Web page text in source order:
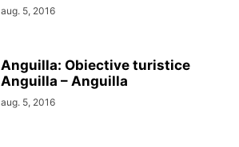
aug. 5, 2016
Anguilla: Obiective turistice
Anguilla – Anguilla
aug. 5, 2016